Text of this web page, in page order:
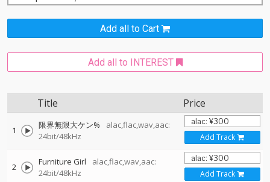
Add all to Cart
Add all to INTEREST
Title Price
1 限界無限大ケン%
alac,flac,wav,aac:
24bit/48kHz
Add Track
2 Furniture Girl
alac,flac,wav,aac:
24bit/48kHz
Add Track